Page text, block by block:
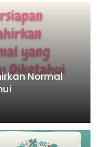
Normal